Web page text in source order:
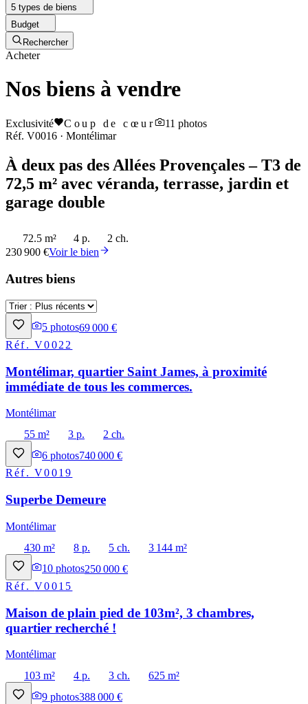
5 types de biens
Budget
Rechercher
Acheter
Nos biens à vendre
Exclusivité Coup de cœur 11 photos
Réf. V0016 · Montélimar
À deux pas des Allées Provençales – T3 de
72,5 m² avec véranda, terrasse, jardin et
garage double
72.5 m² 4 p.
2 ch.
230 900 €Voir le bien
Autres biens
5 photos69 000 €
Réf.V0022
Montélimar, quartier Saint James, à proximité
immédiate de tous les commerces.
Montélimar
55 m²
3 p.
2 ch.
6 photos740 000 €
Réf.V0019
Superbe Demeure
Montélimar
430 m²
8 p. 5 ch.
3 144 m²
10 photos250 000 €
Réf.V0015
Maison de plain pied de 103m², 3 chambres,
quartier recherché !
Montélimar
103 m²
4 p. 3 ch.
625 m²
9 photos388 000 €